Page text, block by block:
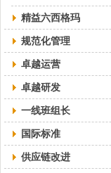
精益六西格玛
规范化管理
卓越运营
卓越研发
一线班组长
国际标准
供应链改进